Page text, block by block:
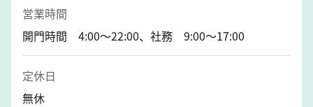
営業時間
開門時間 4:00〜22:00、社務 9:00〜17:00
定休日
無休